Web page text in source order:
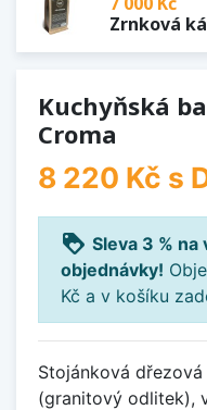
Zrnková
Kuchyňská
Croma
8 220 Kč s
loyalty Sleva 3 %
objednávky!
Kč a v košíku
Stojánková
(granitový odlitek),